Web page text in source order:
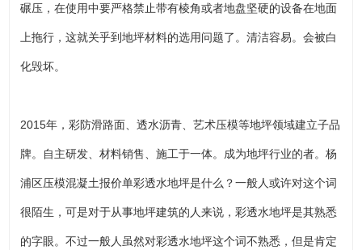
碾压，在使用中要严格禁止带有棱角或者地盘坚硬的设备在地面
上拖行，这就关乎到地坪材料的选用问题了。清洁容易。会被白
化毁坏。
2015年，彩防滑路面、透水沥青、艺术压模等地坪领域建立子品
牌。自主研发、材料销售、施工于一体。成为地坪行业的者。杨
浦区压模混凝土报价单彩透水地坪是什么？一般人或许对这个词
很陌生，可是对于从事地坪建筑的人来说，彩透水地坪是其熟悉
的字眼。不过一般人虽然对彩透水地坪这个词不熟悉，但是肯定